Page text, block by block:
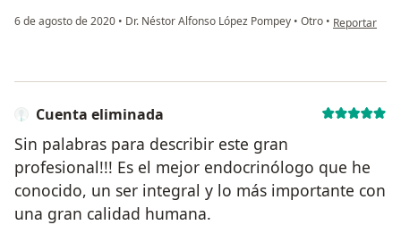
6 de agosto de 2020 • Dr. Néstor Alfonso López Pompey • Otro • en opinión
Reportar
Cuenta eliminada
Sin palabras para describir este gran
profesional!!! Es el mejor endocrinólogo que he
conocido, un ser integral y lo más importante con
una gran calidad humana.